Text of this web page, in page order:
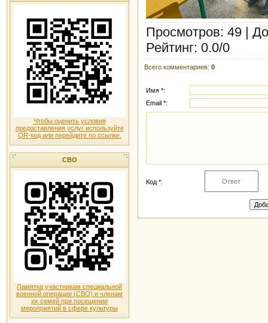
Чтобы оценить условия
предоставления услуг используйте
QR-код или перейдите по ссылке.
СВО
Памятка участникам специальной
военной операции (СВО) и членам
их семей при посещении
мероприятий в сфере культуры
Просмотров: 49 |
Рейтинг: 0.0/0
Всего комментариев: 0
Имя *:
Email *:
Код *: